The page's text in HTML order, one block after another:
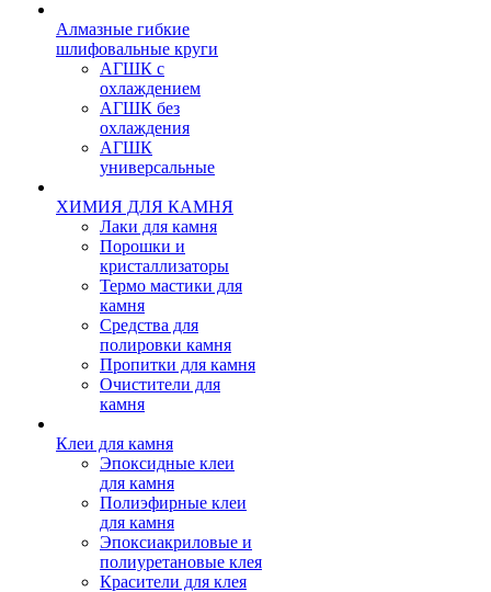
Алмазные гибкие
шлифовальные круги
АГШК с
охлаждением
АГШК без
охлаждения
АГШК
универсальные
ХИМИЯ ДЛЯ КАМНЯ
Лаки для камня
Порошки и
кристаллизаторы
Термо мастики для
камня
Средства для
полировки камня
Пропитки для камня
Очистители для
камня
Клеи для камня
Эпоксидные клеи
для камня
Полиэфирные клеи
для камня
Эпоксиакриловые и
полиуретановые клея
Красители для клея